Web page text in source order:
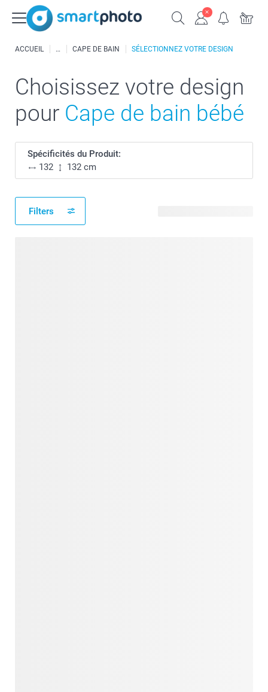
ACCUEIL CAPE DE BAIN SÉLECTIONNEZ VOTRE DESIGN
Choisissez votre design
pour Cape de bain bébé
Spécificités du Produit:
132
132 cm
Filters